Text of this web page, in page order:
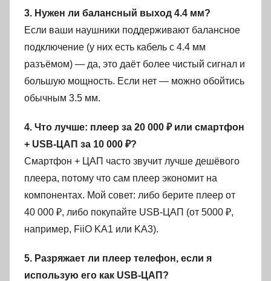
3. Нужен ли балансный выход 4.4 мм?
Если ваши наушники поддерживают балансное
подключение (у них есть кабель с 4.4 мм
разъёмом) — да, это даёт более чистый сигнал и
большую мощность. Если нет — можно обойтись
обычным 3.5 мм.
4. Что лучше: плеер за 20 000 ₽ или смартфон
+ USB-ЦАП за 10 000 ₽?
Смартфон + ЦАП часто звучит лучше дешёвого
плеера, потому что сам плеер экономит на
компонентах. Мой совет: либо берите плеер от
40 000 ₽, либо покупайте USB-ЦАП (от 5000 ₽,
например, FiiO KA1 или KA3).
5. Разряжает ли плеер телефон, если я
использую его как USB-ЦАП?